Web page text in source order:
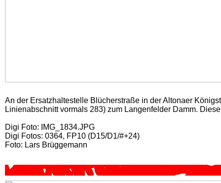
An der Ersatzhaltestelle Blücherstraße in der Altonaer
Linienabschnitt vormals 283) zum Langenfelder Damm.
Digi Foto: IMG_1834.JPG
Digi Fotos: 0364, FP10 (D15/D1/#+24)
Foto: Lars Brüggemann